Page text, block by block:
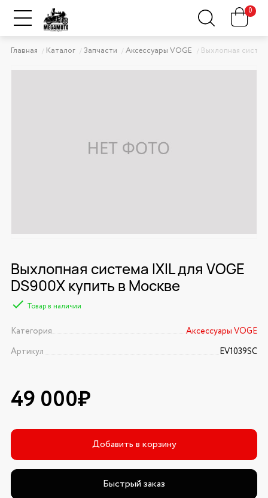
0
Главная Каталог Запчасти Аксессуары VOGE Выхлопная
Выхлопная система IXIL для VOGE
DS900X купить в Москве
Товар в наличии
Категория
Аксессуары VOGE
Артикул
EV1039SC
49 000₽
Добавить в корзину
Быстрый заказ